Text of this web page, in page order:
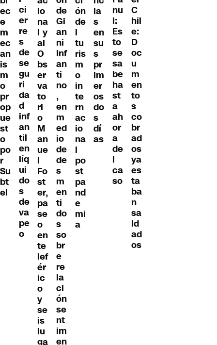
ec
e
m
ec
an
is
m
o
pr
op
ue
st
o
po
r
Su
bt
el
ci
er
re
s
de
se
gu
ri
da
d
inf
an
til
en
líq
ui
do
s
de
va
pe
o
io
na
l y
al
O
bs
er
va
to
ri
o
M
an
ue
l
Fo
st
er,
pa
se
o
en
te
lef
ér
ic
o
y
se
is
lu
ga
de
Gi
an
ni
Inf
an
ti
no
,
en
m
ed
io
de
de
s
m
en
ti
do
s
so
br
e
re
la
ci
ón
se
nt
im
en
ón
de
l
tu
ris
m
o
in
te
rn
ac
io
na
l
po
st
pa
nd
e
mi
a
ia
s
en
su
s
pr
im
er
os
do
s
dí
as
nu
l:
Es
to
se
sa
be
ha
st
a
ah
or
a
de
l
ca
so
C
hil
e:
D
oc
u
m
en
to
s
co
br
ad
os
ya
es
ta
ba
n
sa
ld
ad
os